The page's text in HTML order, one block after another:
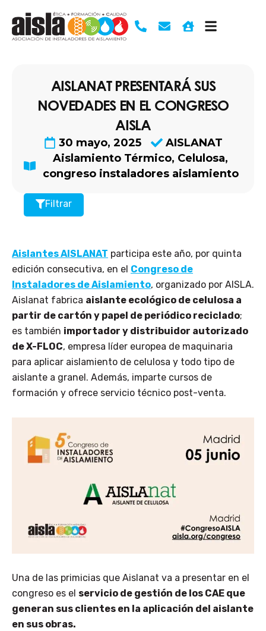
contenido
AISLANAT PRESENTARÁ SUS
NOVEDADES EN EL CONGRESO
AISLA
30 mayo, 2025
AISLANAT
Aislamiento Térmico, Celulosa,
congreso instaladores aislamiento
Filtrar
Aislantes AISLANAT participa este año, por quinta
edición consecutiva, en el Congreso de
Instaladores de Aislamiento, organizado por AISLA.
Aislanat fabrica aislante ecológico de celulosa a
partir de cartón y papel de periódico reciclado;
es también importador y distribuidor autorizado
de X-FLOC, empresa líder europea de maquinaria
para aplicar aislamiento de celulosa y todo tipo de
aislante a granel. Además, imparte cursos de
formación y ofrece servicio técnico post-venta.
Una de las primicias que Aislanat va a presentar en el
congreso es el servicio de gestión de los CAE que
generan sus clientes en la aplicación del aislante
en sus obras.